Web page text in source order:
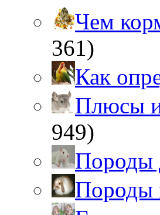
Чем
361)
Как
Плюсы
949)
Породы
Породы